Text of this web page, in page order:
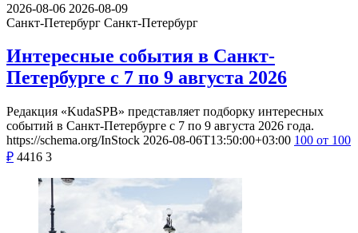
2026-08-06 2026-08-09
Санкт-Петербург Санкт-Петербург
Интересные события в Санкт-
Петербурге с 7 по 9 августа 2026
Редакция «KudaSPB» представляет подборку интересных
событий в Санкт-Петербурге с 7 по 9 августа 2026 года.
https://schema.org/InStock 2026-08-06T13:50:00+03:00 100 от 100
₽ 4416 3